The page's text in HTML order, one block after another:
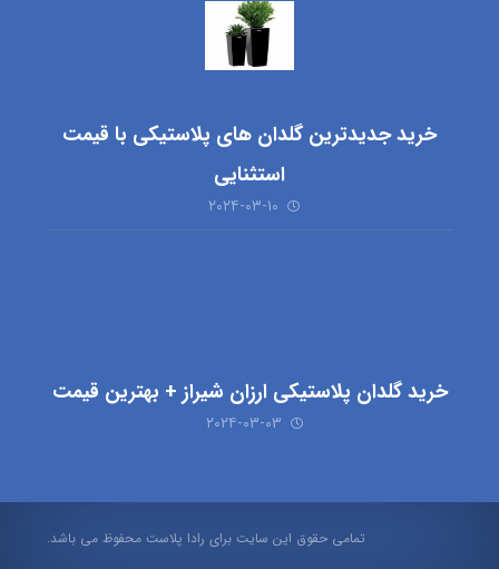
خرید جدیدترین گلدان های پلاستیکی با قیمت
استثنایی
۲۰۲۴-۰۳-۱۰
خرید گلدان پلاستیکی ارزان شیراز + بهترین قیمت
۲۰۲۴-۰۳-۰۳
تمامی حقوق این سایت برای رادا پلاست محفوظ می باشد.